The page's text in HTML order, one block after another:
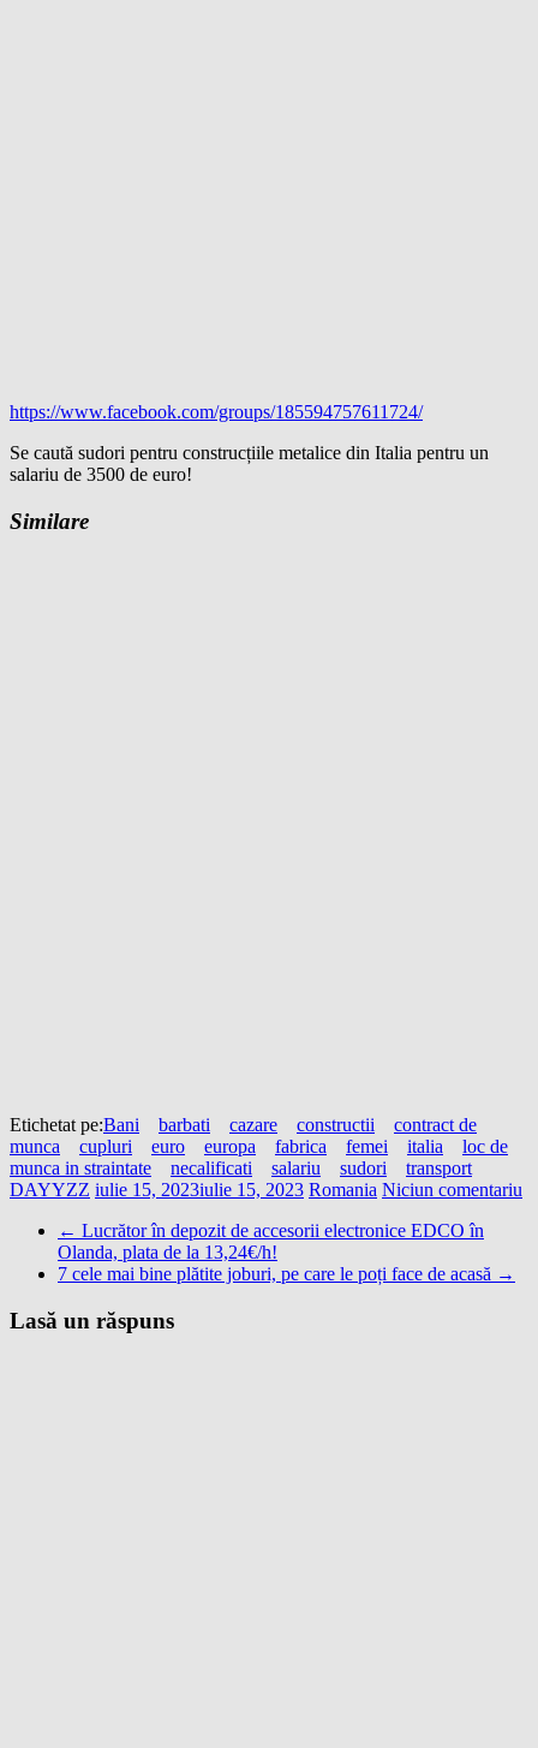
https://www.facebook.com/groups/185594757611724/
Se caută sudori pentru construcțiile metalice din Italia pentru un
salariu de 3500 de euro!
Similare
Etichetat pe:Bani barbati cazare constructii
contract de
munca
cupluri euro europa fabrica femei italia
loc de
munca in straintate
necalificati salariu sudori
transport
DAYYZZ iulie 15, 2023iulie 15, 2023 Romania Niciun comentariu
← Lucrător în depozit de accesorii electronice EDCO în
Olanda, plata de la 13,24€/h!
7 cele mai bine plătite joburi, pe care le poți face de acasă →
Lasă un răspuns